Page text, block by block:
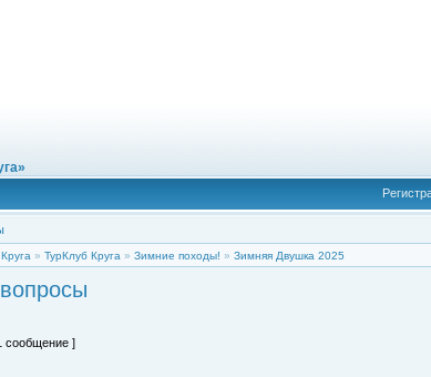
» ТурКлуб Круга » Зимние походы! » Зимняя Двушка 2025
сообщение ]